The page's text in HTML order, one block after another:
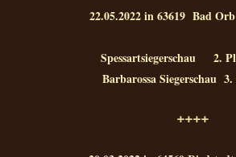
22.05.2022 in 63619 Bad
Spessartsiegerschau 2.
Barbarossa Siegerschau
++++​